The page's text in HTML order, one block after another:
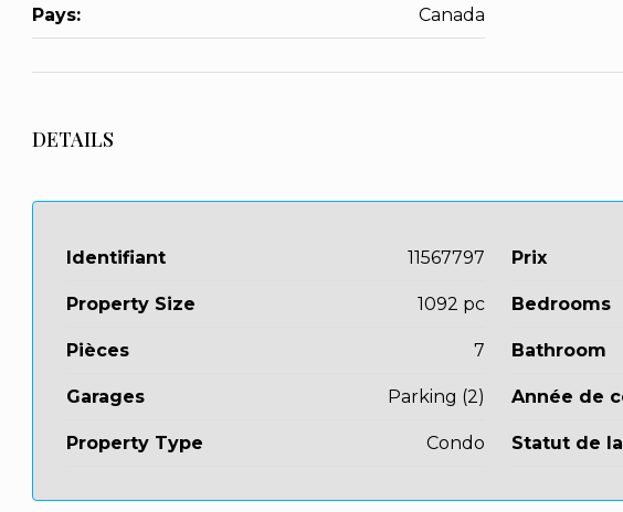
Pays: Canada
DETAILS
Identifiant 11567797 Prix
Property Size 1092 pc Bedrooms
Pièces 7 Bathroom
Garages Parking (2) Année de
Property Type Condo Statut de